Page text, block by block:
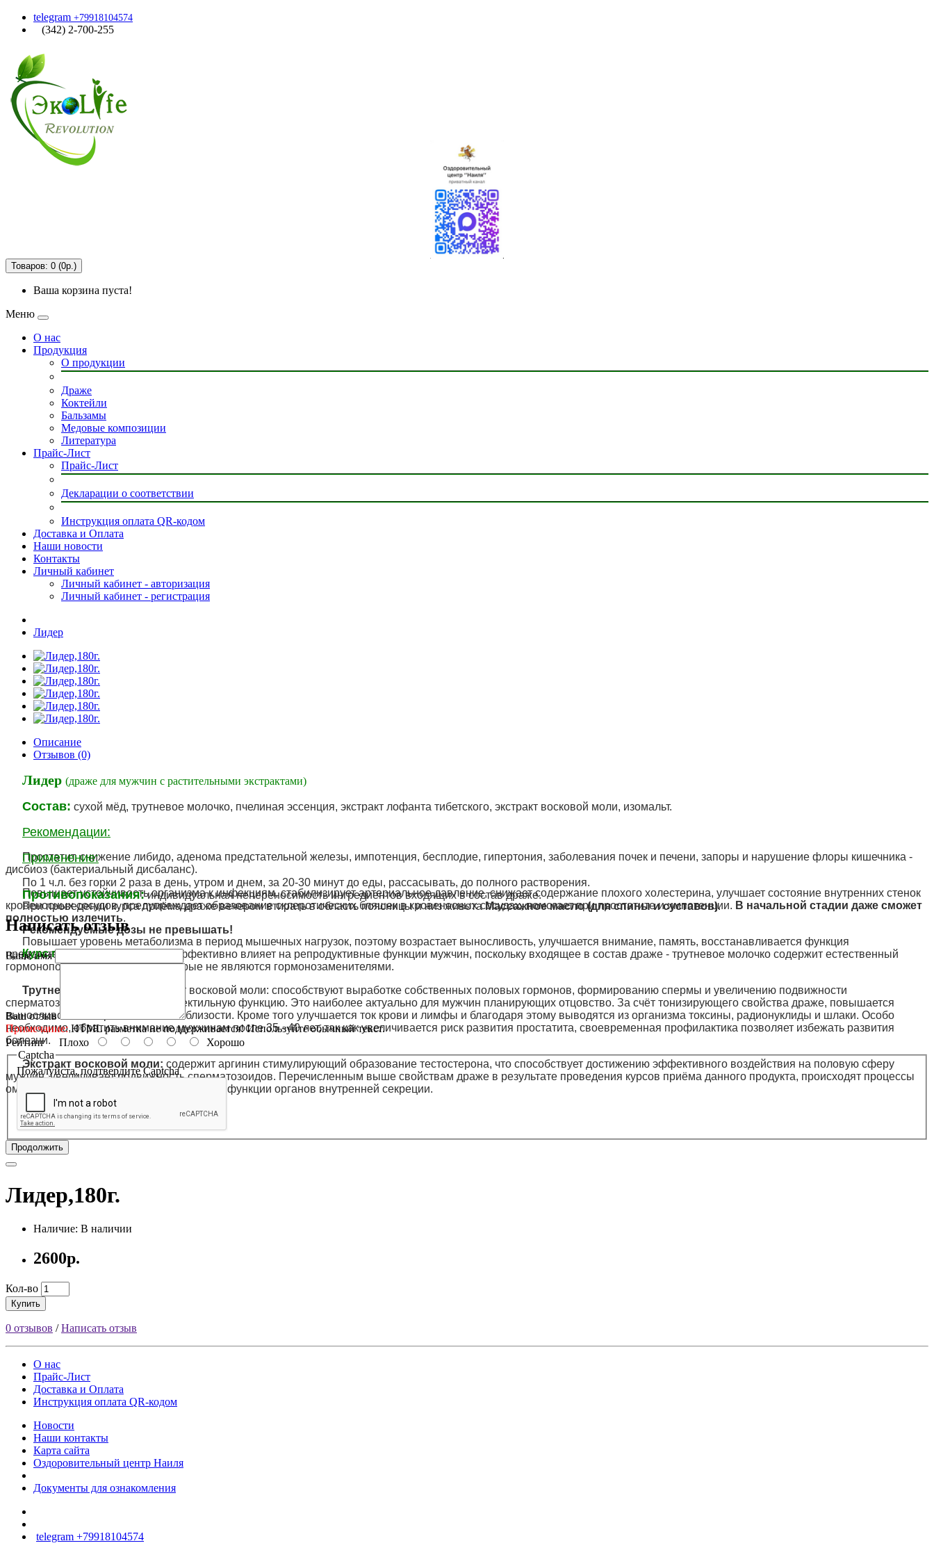
telegram +79918104574
(342) 2-700-255
Товаров: 0 (0р.)
Ваша корзина пуста!
Меню
О нас
Продукция
О продукции
Драже
Коктейли
Бальзамы
Медовые композиции
Литература
Прайс-Лист
Прайс-Лист
Декларации о соответствии
Инструкция оплата QR-кодом
Доставка и Оплата
Наши новости
Контакты
Личный кабинет
Личный кабинет - авторизация
Личный кабинет - регистрация
Лидер
Описание
Отзывов (0)
Лидер (драже для мужчин с растительными экстрактами)
Состав: сухой мёд, трутневое молочко, пчелиная эссенция, экстракт лофанта тибетского, экстракт восковой моли, изомальт.
Рекомендации:
Простатит, снижение либидо, аденома предстательной железы, импотенция, бесплодие, гипертония, заболевания почек и печени, запоры и нарушение флоры кишечника -
дисбиоз (бактериальный дисбаланс).
Повышает устойчивость организма к инфекциям, стабилизирует артериальное давление, снижает содержание плохого холестерина, улучшает состояние внутренних стенок
кровеносных сосудов, предупреждает образование склеротических бляшек в кровеносных сосудах, помогает при простатите и импотенции. В начальной стадии даже сможет
полностью излечить.
Повышает уровень метаболизма в период мышечных нагрузок, поэтому возрастает выносливость, улучшается внимание, память, восстанавливается функция
предстательной железы, так как эффективно влияет на репродуктивные функции мужчин, поскольку входящее в состав драже - трутневое молочко содержит естественный
гормоноподобные вещества, которые не являются гормонозаменителями.
Трутневое молочко
и экстракт восковой моли: способствуют выработке собственных половых гормонов, формированию спермы и увеличению подвижности
сперматозоидов. Стимулируют эректильную функцию. Это наиболее актуально для мужчин планирующих отцовство. За счёт тонизирующего свойства драже, повышается
выносливость во время интимной близости. Кроме того улучшается ток крови и лимфы и благодаря этому выводятся из организма токсины, радионуклиды и шлаки. Особо
необходимо, обратить внимание мужчинам после 35 - 40 лет, так как увеличивается риск развития простатита, своевременная профилактика позволяет избежать развития
болезни.
Экстракт восковой моли: содержит аргинин стимулирующий образование тестостерона, что способствует достижению эффективного воздействия на половую сферу
мужчин, увеличивает подвижность сперматозоидов. Перечисленным выше свойствам драже в результате проведения курсов приёма данного продукта, происходят процессы
омоложения организма и восстановление функции органов внутренней секреции.
Применение:
По 1 ч.л. без горки 2 раза в день, утром и днем, за 20-30 минут до еды, рассасывать, до полного растворения.
При проведении курса приёма драже вечером втирать в область поясницы и низ животаМассажное масло (для спины и суставов).
Рекомендуемые дозы не превышать!
Курс приёма: 1 - 2 месяца.
Противопоказания:индивидуальная непереносимость ингредиентов входящих в состав драже.
Написать отзыв
Ваше имя
Ваш отзыв
Примечание:HTML разметка не поддерживается! Используйте обычный текст.
РейтингПлохо
Хорошо
Captcha
Пожалуйста, подтвердите Captcha
Продолжить
Лидер,180г.
Наличие: В наличии
2600р.
Кол-во
Купить
0 отзывов /Написать отзыв
О нас
Прайс-Лист
Доставка и Оплата
Инструкция оплата QR-кодом
Новости
Наши контакты
Карта сайта
Оздоровительный центр Наиля
Документы для ознакомления
telegram +79918104574